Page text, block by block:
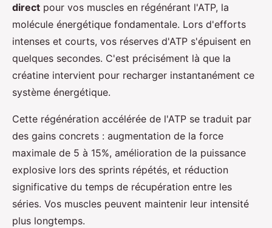
direct pour vos muscles en régénérant l'ATP, la
molécule énergétique fondamentale. Lors d'efforts
intenses et courts, vos réserves d'ATP s'épuisent en
quelques secondes. C'est précisément là que la
créatine intervient pour recharger instantanément ce
système énergétique.
Cette régénération accélérée de l'ATP se traduit par
des gains concrets : augmentation de la force
maximale de 5 à 15%, amélioration de la puissance
explosive lors des sprints répétés, et réduction
significative du temps de récupération entre les
séries. Vos muscles peuvent maintenir leur intensité
plus longtemps.